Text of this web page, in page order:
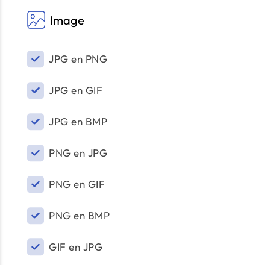
Image
JPG en PNG
JPG en GIF
JPG en BMP
PNG en JPG
PNG en GIF
PNG en BMP
GIF en JPG